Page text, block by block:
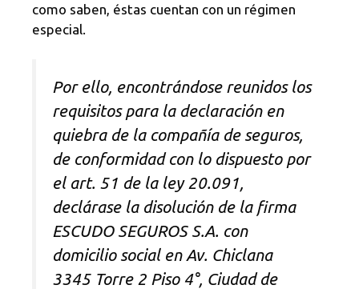
como saben, éstas cuentan con un régimen
especial.
Por ello, encontrándose reunidos los
requisitos para la declaración en
quiebra de la compañía de seguros,
de conformidad con lo dispuesto por
el art. 51 de la ley 20.091,
declárase la disolución de la firma
ESCUDO SEGUROS S.A. con
domicilio social en Av. Chiclana
3345 Torre 2 Piso 4°, Ciudad de